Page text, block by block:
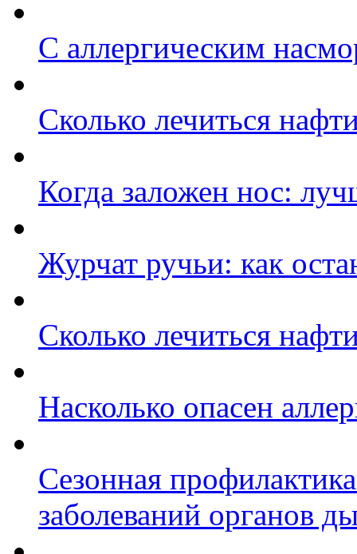
C аллергическим
Сколько лечиться
Когда заложен нос:
Журчат ручьи: как
Сколько лечиться
Насколько опасен
Сезонная
заболеваний органов